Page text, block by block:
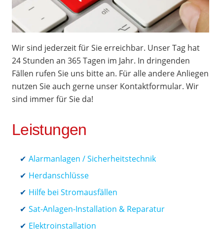
Wir sind jederzeit für Sie erreichbar. Unser Tag hat
24 Stunden an 365 Tagen im Jahr. In dringenden
Fällen rufen Sie uns bitte an. Für alle andere Anliegen
nutzen Sie auch gerne unser Kontaktformular. Wir
sind immer für Sie da!
Leistungen
Alarmanlagen / Sicherheitstechnik
Herdanschlüsse
Hilfe bei Stromausfällen
Sat-Anlagen-Installation & Reparatur
Elektroinstallation